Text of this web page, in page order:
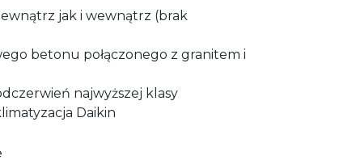
jak i wewnątrz (brak
betonu połączonego z granitem i
najwyższej klasy
Daikin